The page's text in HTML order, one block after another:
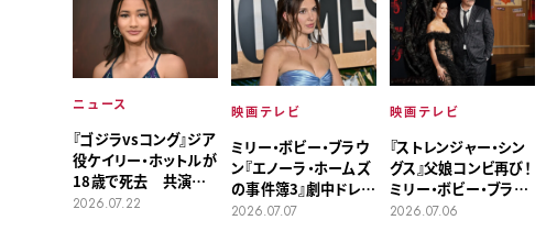
ニュース
『ゴジラvsコング』ジア
役ケイリー・ホットルが
18歳で死去 共演者
ら追悼
2026.07.22
映画テレビ
ミリー・ボビー・ブラウ
ン『エノーラ・ホームズ
の事件簿3』劇中ドレス
は自身の結婚式がイン
2026.07.07
映画テレビ
『ストレンジャー・シン
グス』父娘コンビ再び！
ミリー・ボビー・ブラウ
ンとデヴィッド・ハー
2026.07.06